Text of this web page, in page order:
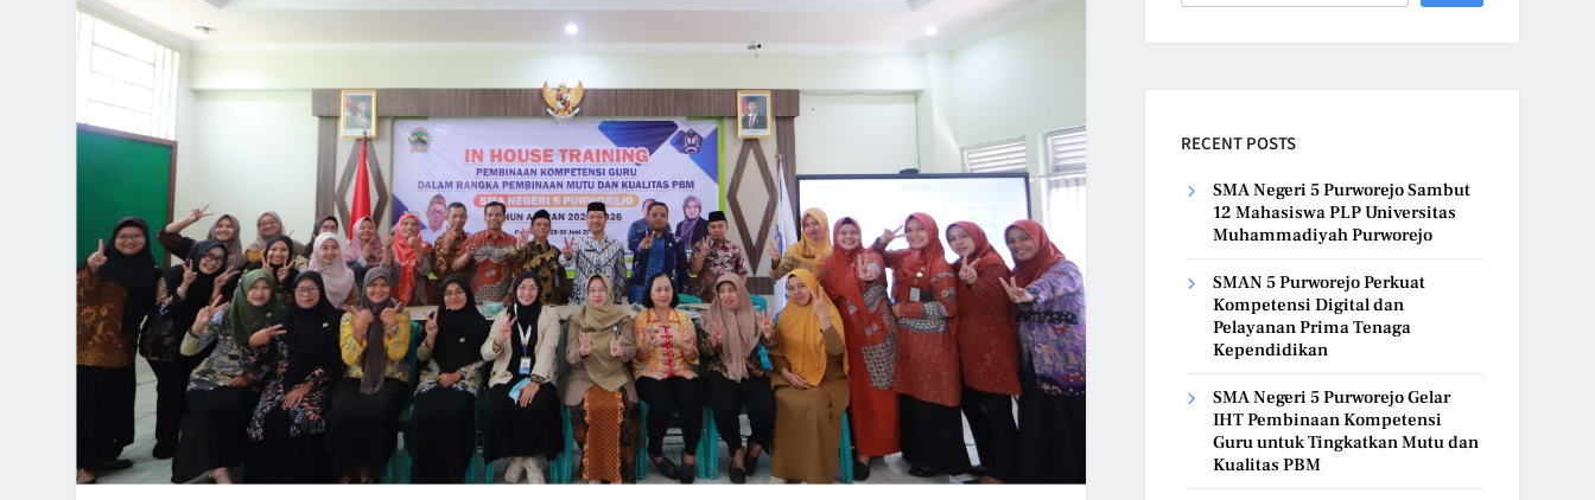
RECENT POSTS
SMA Negeri 5 Purworejo Sambut
12 Mahasiswa PLP Universitas
Muhammadiyah Purworejo
SMAN 5 Purworejo Perkuat
Kompetensi Digital dan
Pelayanan Prima Tenaga
Kependidikan
SMA Negeri 5 Purworejo Gelar
IHT Pembinaan Kompetensi
Guru untuk Tingkatkan Mutu dan
Kualitas PBM